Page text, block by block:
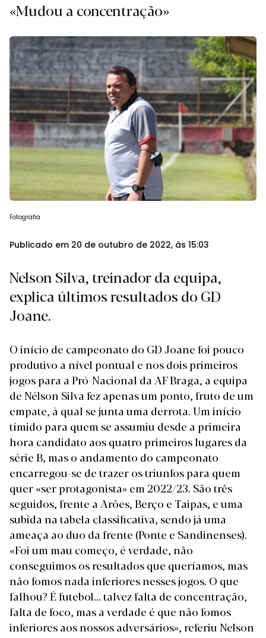
«Mudou a concentração»
Fotografia
Publicado em 20 de outubro de 2022, às 15:03
Nelson Silva, treinador da equipa,
explica últimos resultados do GD
Joane.
O início de campeonato do GD Joane foi pouco
produtivo a nível pontual e nos dois primeiros
jogos para a Pró-Nacional da AF Braga, a equipa
de Nélson Silva fez apenas um ponto, fruto de um
empate, à qual se junta uma derrota. Um início
tímido para quem se assumiu desde a primeira
hora candidato aos quatro primeiros lugares da
série B, mas o andamento do campeonato
encarregou-se de trazer os triunfos para quem
quer «ser protagonista» em 2022/23. São três
seguidos, frente a Arões, Berço e Taipas, e uma
subida na tabela classificativa, sendo já uma
ameaça ao duo da frente (Ponte e Sandinenses).
«Foi um mau começo, é verdade, não
conseguimos os resultados que queríamos, mas
não fomos nada inferiores nesses jogos. O que
falhou? É futebol... talvez falta de concentração,
falta de foco, mas a verdade é que não fomos
inferiores aos nossos adversários», referiu Nelson